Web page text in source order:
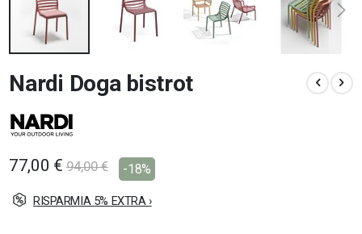
all'inizio
della
galleria
di
Nardi Doga bistrot
77,00 € 94,00 € -18%
RISPARMIA 5% EXTRA ›